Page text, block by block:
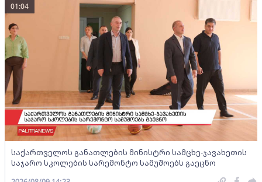
საქართველოს განათლების მინისტრი სამცხე-ჯავახეთის
საჯარო სკოლების სარემონტო სამუშოებს გაეცნო
01:04